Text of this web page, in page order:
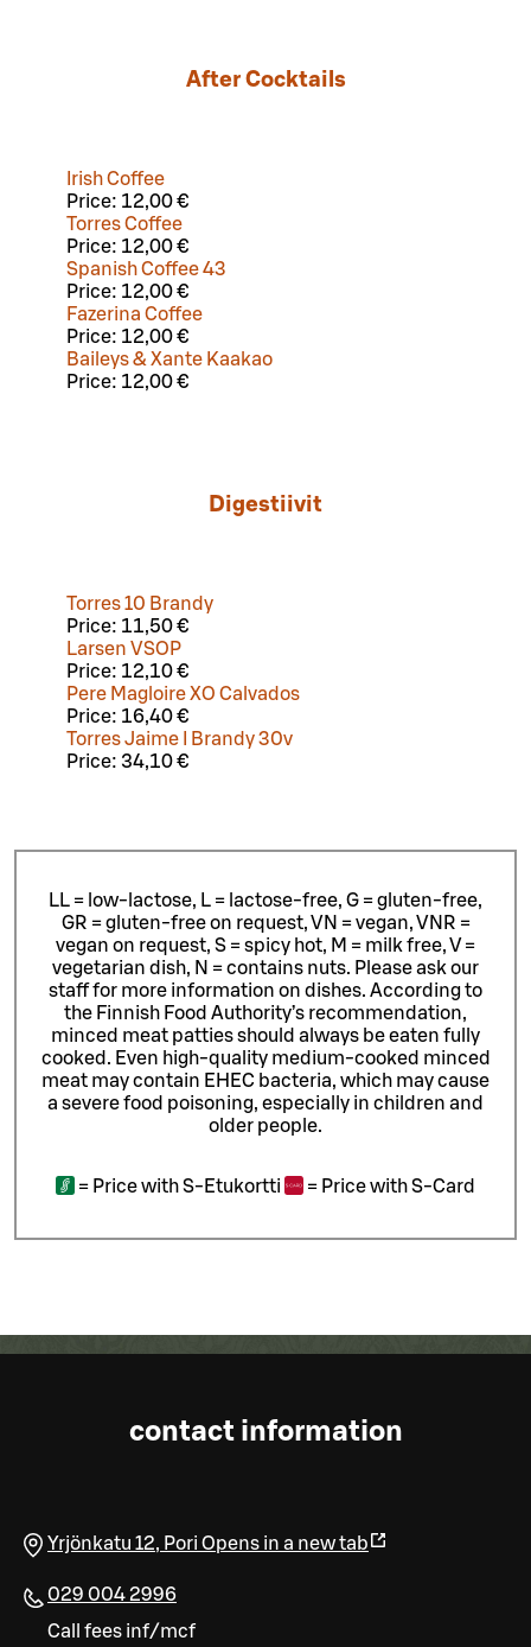
After Cocktails
Irish Coffee
Price: 12,00 €
Torres Coffee
Price: 12,00 €
Spanish Coffee 43
Price: 12,00 €
Fazerina Coffee
Price: 12,00 €
Baileys & Xante Kaakao
Price: 12,00 €
Digestiivit
Torres 10 Brandy
Price: 11,50 €
Larsen VSOP
Price: 12,10 €
Pere Magloire XO Calvados
Price: 16,40 €
Torres Jaime I Brandy 30v
Price: 34,10 €
LL = low-lactose, L = lactose-free, G = gluten-free,
GR = gluten-free on request, VN = vegan, VNR =
vegan on request, S = spicy hot, M = milk free, V =
vegetarian dish, N = contains nuts. Please ask our
staff for more information on dishes. According to
the Finnish Food Authority’s recommendation,
minced meat patties should always be eaten fully
cooked. Even high-quality medium-cooked minced
meat may contain EHEC bacteria, which may cause
a severe food poisoning, especially in children and
older people.
= Price with S-Etukortti = Price with S-Card
contact information
Yrjönkatu 12, Pori Opens in a new tab
029 004 2996
Call fees inf/mcf